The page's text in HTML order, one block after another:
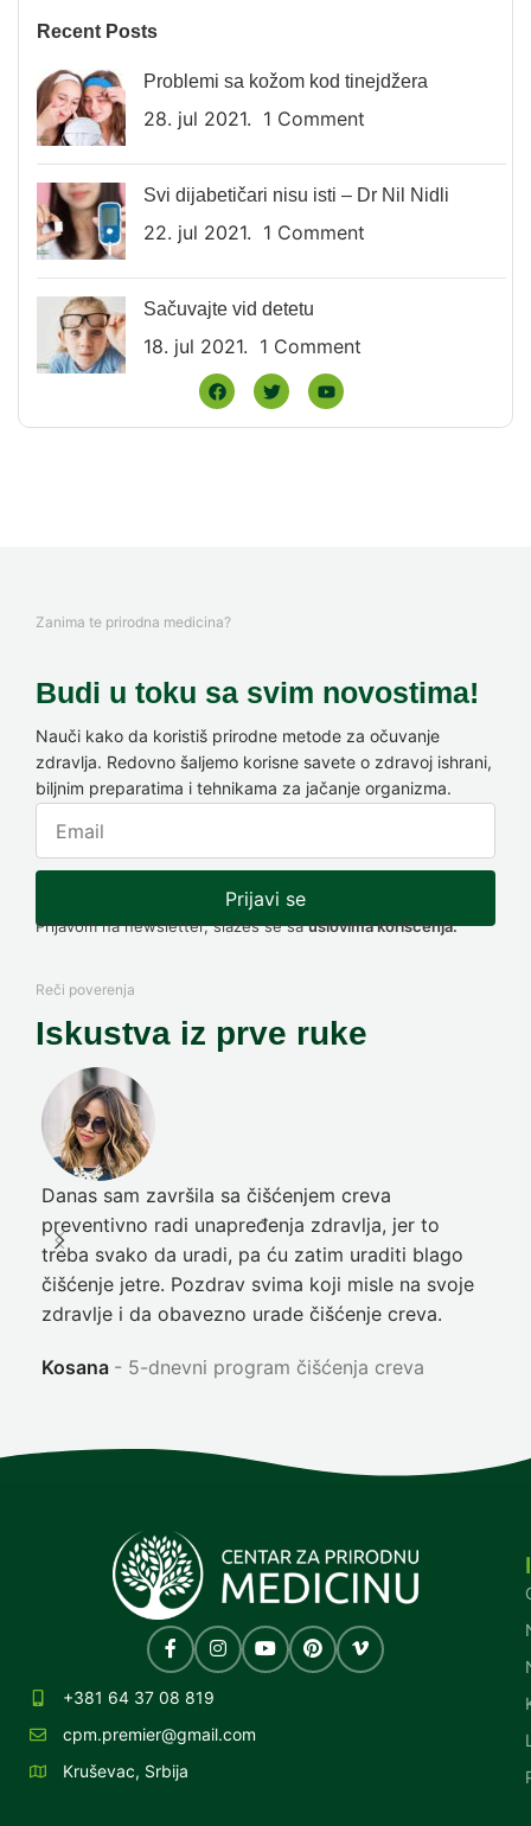
Recent Posts
Problemi sa kožom kod tinejdžera
28. jul 2021. 1 Comment
Svi dijabetičari nisu isti – Dr Nil Nidli
22. jul 2021. 1 Comment
Sačuvajte vid detetu
18. jul 2021. 1 Comment
Zanima te prirodna medicina?
Budi u toku sa svim novostima!
Nauči kako da koristiš prirodne metode za očuvanje
zdravlja. Redovno šaljemo korisne savete o zdravoj ishrani,
biljnim preparatima i tehnikama za jačanje organizma.
Prijavi se
Prijavom na newsletter, slažeš se sauslovima korišćenja.
Reči poverenja
Iskustva iz prve ruke
Danas sam završila sa čišćenjem creva
preventivno radi unapređenja zdravlja, jer to
treba svako da uradi, pa ću zatim uraditi blago
čišćenje jetre. Pozdrav svima koji misle na svoje
zdravlje i da obavezno urade čišćenje creva.
Kosana 5-dnevni program čišćenja creva
+381 64 37 08 819
cpm.premier@gmail.com
Kruševac, Srbija